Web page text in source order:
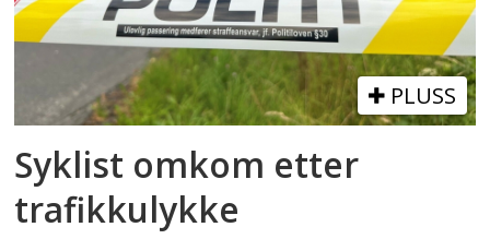
PLUSS
Syklist omkom etter
trafikkulykke